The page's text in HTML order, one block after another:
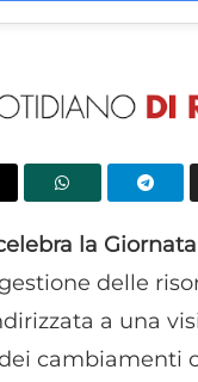
la
delle
a una
cambiamenti